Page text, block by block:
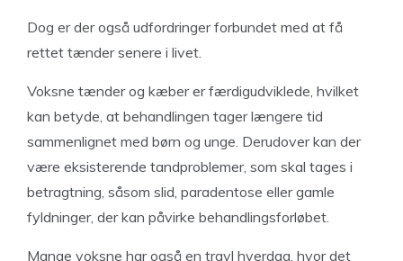
Dog er der også udfordringer forbundet med at få
rettet tænder senere i livet.
Voksne tænder og kæber er færdigudviklede, hvilket
kan betyde, at behandlingen tager længere tid
sammenlignet med børn og unge. Derudover kan der
være eksisterende tandproblemer, som skal tages i
betragtning, såsom slid, paradentose eller gamle
fyldninger, der kan påvirke behandlingsforløbet.
Mange voksne har også en travl hverdag, hvor det